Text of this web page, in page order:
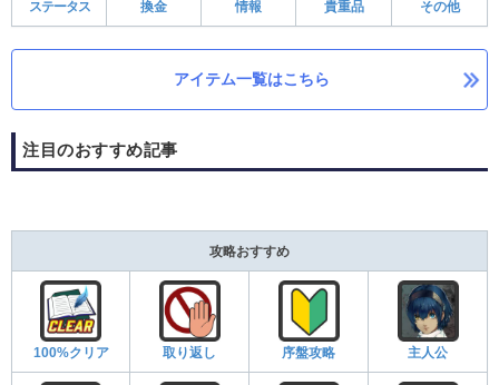
ステータス 換金 情報 貴重品 その他
アイテム一覧はこちら
注目のおすすめ記事
攻略おすすめ
100%クリア 取り返し 序盤攻略 主人公